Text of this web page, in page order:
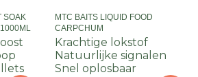
SOAK
MTC BAITS LIQUID FOOD
CARPCHUM
Krachtige lokstof
Natuurlijke signalen
Snel oplosbaar